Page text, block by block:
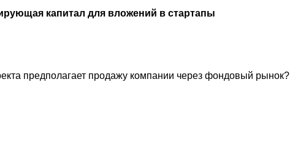
капитал для вложений в стартапы
предполагает продажу компании через фондовый рынок?